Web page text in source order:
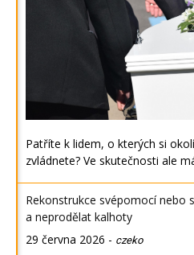
Patříte k lidem, o kterých si
zvládnete? Ve skutečnosti ale
Rekonstrukce svépomocí nebo
a neprodělat kalhoty
29 června 2026 - czeko